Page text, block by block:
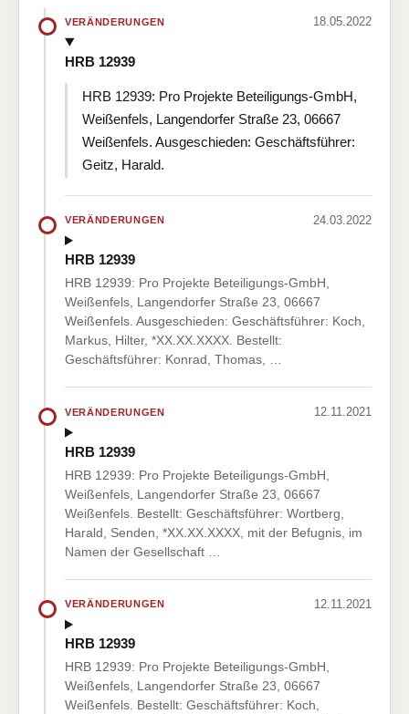
VERÄNDERUNGEN 18.05.2022
HRB 12939
HRB 12939: Pro Projekte Beteiligungs-GmbH,
Weißenfels, Langendorfer Straße 23, 06667
Weißenfels. Ausgeschieden: Geschäftsführer:
Geitz, Harald.
VERÄNDERUNGEN 24.03.2022
HRB 12939
HRB 12939: Pro Projekte Beteiligungs-GmbH,
Weißenfels, Langendorfer Straße 23, 06667
Weißenfels. Ausgeschieden: Geschäftsführer: Koch,
Markus, Hilter, *XX.XX.XXXX. Bestellt:
Geschäftsführer: Konrad, Thomas, …
VERÄNDERUNGEN 12.11.2021
HRB 12939
HRB 12939: Pro Projekte Beteiligungs-GmbH,
Weißenfels, Langendorfer Straße 23, 06667
Weißenfels. Bestellt: Geschäftsführer: Wortberg,
Harald, Senden, *XX.XX.XXXX, mit der Befugnis, im
Namen der Gesellschaft …
VERÄNDERUNGEN 12.11.2021
HRB 12939
HRB 12939: Pro Projekte Beteiligungs-GmbH,
Weißenfels, Langendorfer Straße 23, 06667
Weißenfels. Bestellt: Geschäftsführer: Koch,